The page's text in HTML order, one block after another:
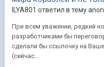
ILYA801 ответил в тему
При всем уважении, редкий
разработчиками бы
сделали бы ссылочку на
(сейчас...